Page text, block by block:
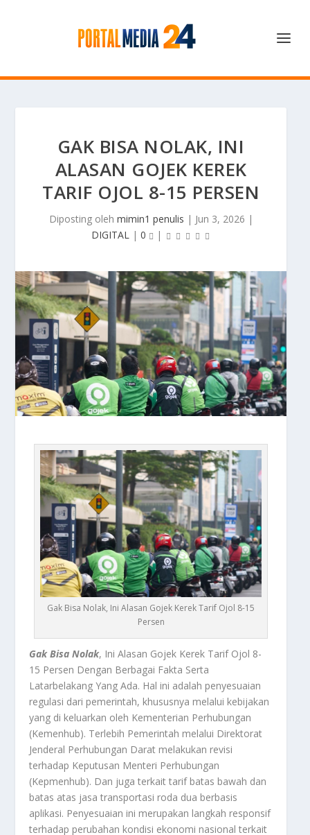
GAK BISA NOLAK, INI
ALASAN GOJEK KEREK
TARIF OJOL 8-15 PERSEN
Diposting oleh mimin1 penulis | Jun 3, 2026 |
DIGITAL | 0 |
Gak Bisa Nolak, Ini Alasan Gojek Kerek Tarif Ojol 8-15
Persen
Gak Bisa Nolak, Ini Alasan Gojek Kerek Tarif Ojol 8-
15 Persen Dengan Berbagai Fakta Serta
Latarbelakang Yang Ada. Hal ini adalah penyesuaian
regulasi dari pemerintah, khususnya melalui kebijakan
yang di keluarkan oleh Kementerian Perhubungan
(Kemenhub). Terlebih Pemerintah melalui Direktorat
Jenderal Perhubungan Darat melakukan revisi
terhadap Keputusan Menteri Perhubungan
(Kepmenhub). Dan juga terkait tarif batas bawah dan
batas atas jasa transportasi roda dua berbasis
aplikasi. Penyesuaian ini merupakan langkah responsif
terhadap perubahan kondisi ekonomi nasional terkait